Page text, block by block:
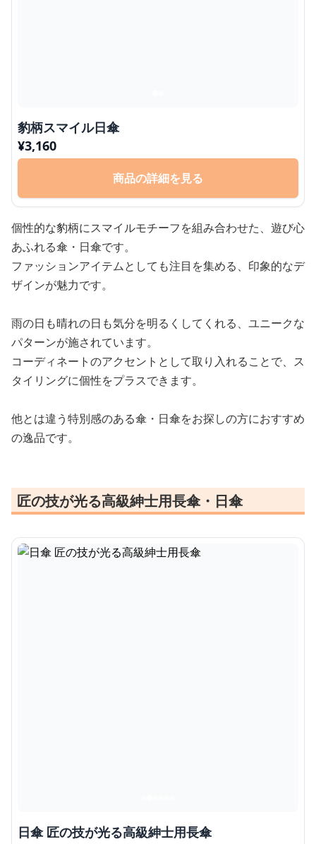
豹柄スマイル日傘
¥3,160
商品の詳細を見る
個性的な豹柄にスマイルモチーフを組み合わせた、遊び心
あふれる傘・日傘です。
ファッションアイテムとしても注目を集める、印象的なデ
ザインが魅力です。
雨の日も晴れの日も気分を明るくしてくれる、ユニークな
パターンが施されています。
コーディネートのアクセントとして取り入れることで、ス
タイリングに個性をプラスできます。
他とは違う特別感のある傘・日傘をお探しの方におすすめ
の逸品です。
匠の技が光る高級紳士用長傘・日傘
日傘 匠の技が光る高級紳士用長傘